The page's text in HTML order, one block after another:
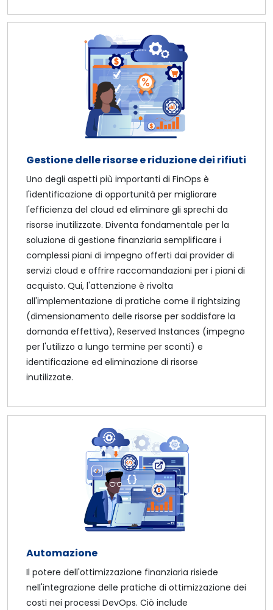
Gestione delle risorse e riduzione dei rifiuti
Uno degli aspetti più importanti di FinOps è
l'identificazione di opportunità per migliorare
l'efficienza del cloud ed eliminare gli sprechi da
risorse inutilizzate. Diventa fondamentale per la
soluzione di gestione finanziaria semplificare i
complessi piani di impegno offerti dai provider di
servizi cloud e offrire raccomandazioni per i piani di
acquisto. Qui, l'attenzione è rivolta
all'implementazione di pratiche come il rightsizing
(dimensionamento delle risorse per soddisfare la
domanda effettiva), Reserved Instances (impegno
per l'utilizzo a lungo termine per sconti) e
identificazione ed eliminazione di risorse
inutilizzate.
Automazione
Il potere dell'ottimizzazione finanziaria risiede
nell'integrazione delle pratiche di ottimizzazione dei
costi nei processi DevOps. Ciò include